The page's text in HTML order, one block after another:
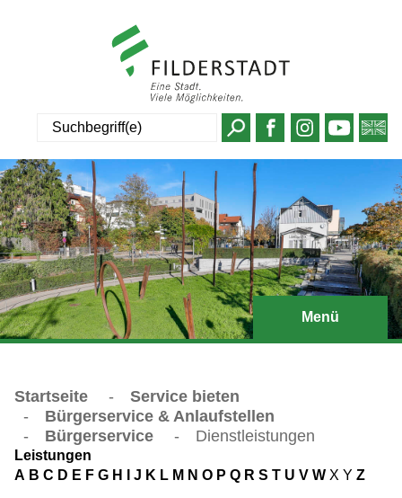
Menü
Startseite -
Service bieten
-
Bürgerservice & Anlaufstellen
-
Bürgerservice - Dienstleistungen
Leistungen
A B C D E F G H J K L M N O P Q R S T U V W X Y Z